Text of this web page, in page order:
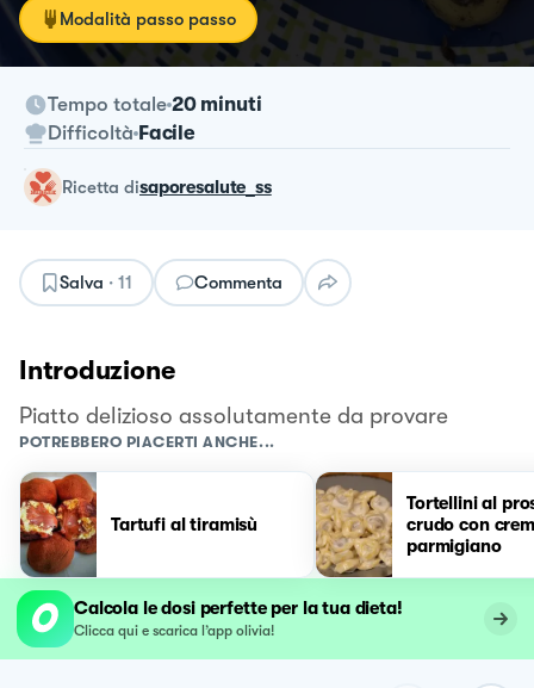
Modalità passo passo
Tempo totale 20 minuti
Difficoltà Facile
ricetta disaporesalute_ss
Salva · 11 Commenta
Introduzione
Piatto delizioso assolutamente da provare
POTREBBERO PIACERTI ANCHE...
Tartufi al tiramisù
Tortellini al
crudo con
parmigiano
Calcola le dosi perfette per la tua dieta!
Clicca qui e scarica l’app olivia!